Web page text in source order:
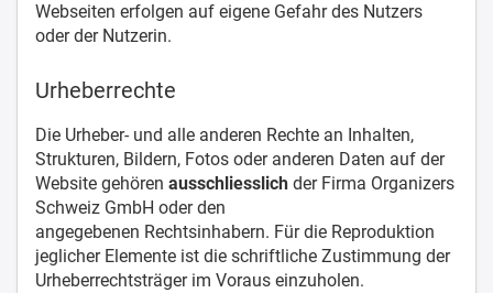
Webseiten erfolgen auf eigene Gefahr des Nutzers
oder der Nutzerin.
Urheberrechte
Die Urheber- und alle anderen Rechte an Inhalten,
Strukturen, Bildern, Fotos oder anderen Daten auf der
Website gehören ausschliesslich der Firma Organizers
Schweiz GmbH oder den
angegebenen Rechtsinhabern. Für die Reproduktion
jeglicher Elemente ist die schriftliche Zustimmung der
Urheberrechtsträger im Voraus einzuholen.